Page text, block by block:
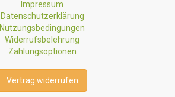
Impressum
Datenschutzerklärung
Nutzungsbedingungen
Widerrufsbelehrung
Zahlungsoptionen
Vertrag widerrufen